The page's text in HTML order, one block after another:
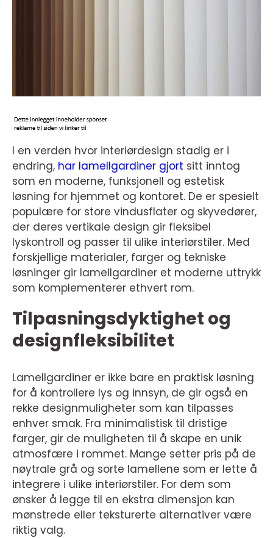
I en verden hvor interiørdesign stadig er i
endring, har lamellgardiner gjort sitt inntog
som en moderne, funksjonell og estetisk
løsning for hjemmet og kontoret. De er spesielt
populære for store vindusflater og skyvedører,
der deres vertikale design gir fleksibel
lyskontroll og passer til ulike interiørstiler. Med
forskjellige materialer, farger og tekniske
løsninger gir lamellgardiner et moderne uttrykk
som komplementerer ethvert rom.
Tilpasningsdyktighet og
designfleksibilitet
Lamellgardiner er ikke bare en praktisk løsning
for å kontrollere lys og innsyn, de gir også en
rekke designmuligheter som kan tilpasses
enhver smak. Fra minimalistisk til dristige
farger, gir de muligheten til å skape en unik
atmosfære i rommet. Mange setter pris på de
nøytrale grå og sorte lamellene som er lette å
integrere i ulike interiørstiler. For dem som
ønsker å legge til en ekstra dimensjon kan
mønstrede eller teksturerte alternativer være
riktig valg.